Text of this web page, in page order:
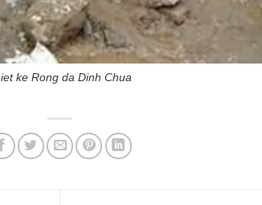
ke Rong da Dinh Chua